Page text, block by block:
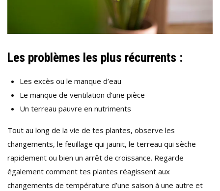
Les problèmes les plus récurrents :
Les excès ou le manque d’eau
Le manque de ventilation d’une pièce
Un terreau pauvre en nutriments
Tout au long de la vie de tes plantes, observe les
changements, le feuillage qui jaunit, le terreau qui sèche
rapidement ou bien un arrêt de croissance. Regarde
également comment tes plantes réagissent aux
changements de température d’une saison à une autre et